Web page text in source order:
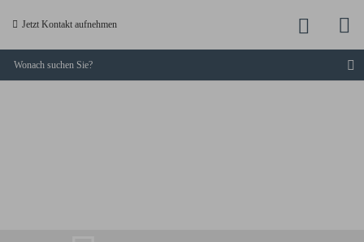
Jetzt Kontakt aufnehmen
Jetzt